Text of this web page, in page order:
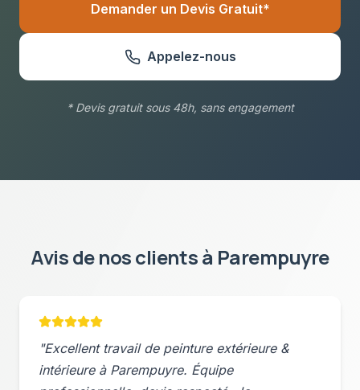
Demander un Devis Gratuit*
Appelez-nous
* Devis gratuit sous 48h, sans engagement
Avis de nos clients à Parempuyre
"Excellent travail de peinture extérieure &
intérieureà Parempuyre. Équipe